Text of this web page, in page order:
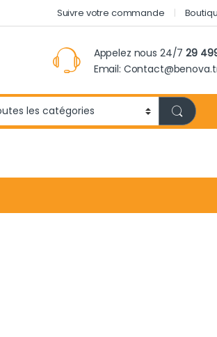
Suivre votre commande
Appelez nous 24/729
Email: